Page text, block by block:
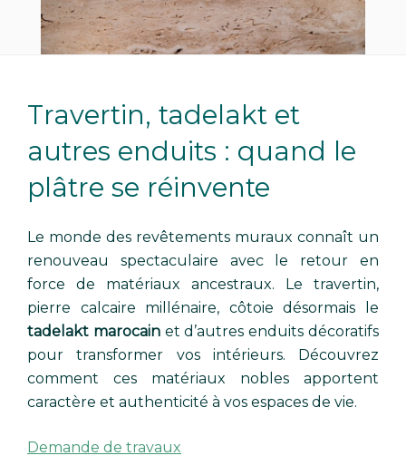
Travertin, tadelakt et
autres enduits : quand le
plâtre se réinvente
Le monde des revêtements muraux connaît un
renouveau spectaculaire avec le retour en
force de matériaux ancestraux. Le travertin,
pierre calcaire millénaire, côtoie désormais le
tadelakt marocainet d’autres enduits décoratifs
pour transformer vos intérieurs. Découvrez
comment ces matériaux nobles apportent
caractère et authenticité à vos espaces de vie.
Demande de travaux